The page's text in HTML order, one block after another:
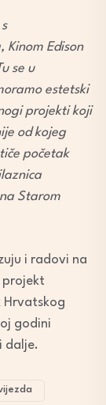
Kinom Edison
se u
estetski
projekti koji
od kojeg
početak
Starom
i radovi na
projekt
Hrvatskog
godini
dalje.